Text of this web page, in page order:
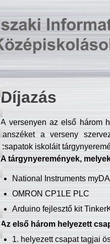
Díjazás
A versenyen az első három
tanszéket a verseny
csapatok iskoláit
A tárgynyeremények,
National Instruments
OMRON CP1LE PLC
Arduino fejlesztő kit
Az első három helyezett
1. helyezett csapat tagjai